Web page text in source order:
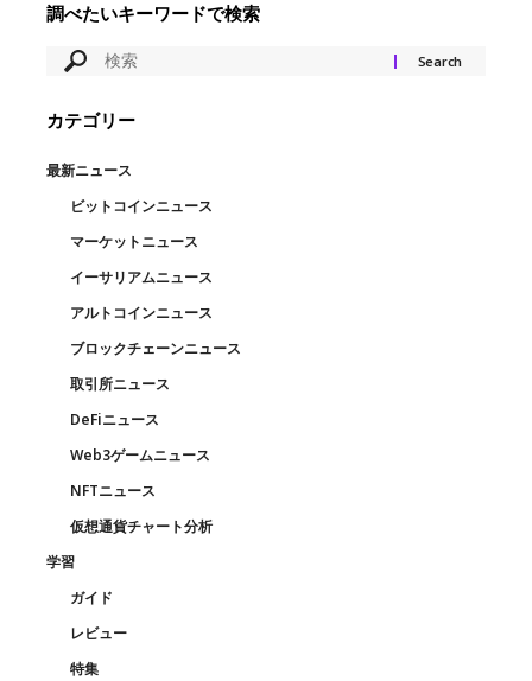
調べたいキーワードで検索
カテゴリー
最新ニュース
ビットコインニュース
マーケットニュース
イーサリアムニュース
アルトコインニュース
ブロックチェーンニュース
取引所ニュース
DeFiニュース
Web3ゲームニュース
NFTニュース
仮想通貨チャート分析
学習
ガイド
レビュー
特集